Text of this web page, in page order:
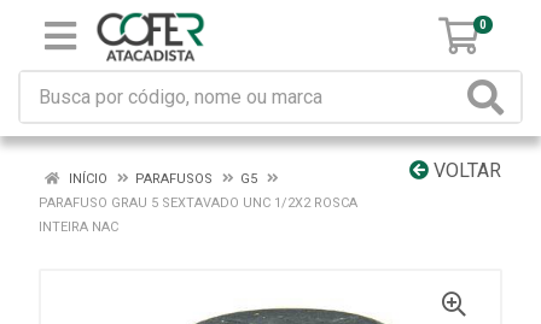
0
VOLTAR
INÍCIO PARAFUSOS
G5
PARAFUSO GRAU 5 SEXTAVADO UNC 1/2X2 ROSCA
INTEIRA NAC